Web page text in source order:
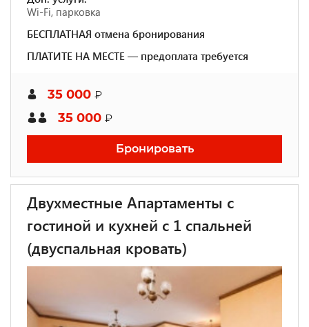
Wi-Fi, парковка
БЕСПЛАТНАЯ отмена бронирования
ПЛАТИТЕ НА МЕСТЕ — предоплата требуется
35 000 ₽
35 000 ₽
Бронировать
Двухместные Апартаменты с
гостиной и кухней c 1 спальней
(двуспальная кровать)